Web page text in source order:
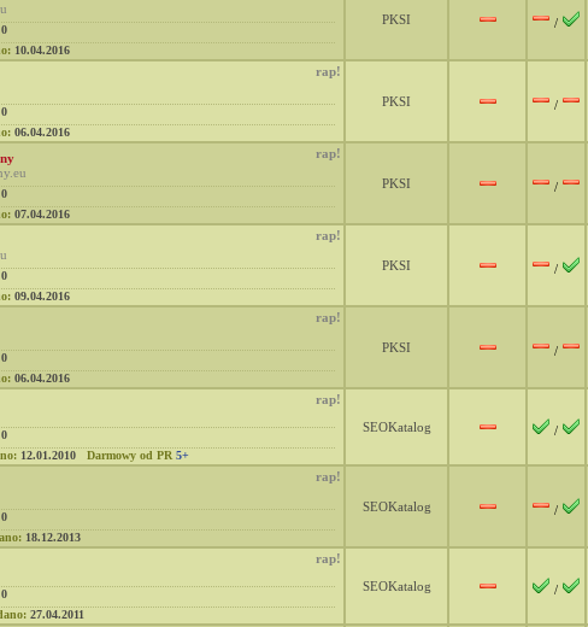
0
10.04.2016
PKSI /
rap!
0
06.04.2016
PKSI /
rap!
0
07.04.2016
PKSI /
rap!
0
09.04.2016
PKSI /
rap!
0
06.04.2016
PKSI /
rap!
0
12.01.2010 Darmowy od PR 5+
SEOKatalog /
rap!
0
18.12.2013
SEOKatalog /
rap!
0
27.04.2011
SEOKatalog /